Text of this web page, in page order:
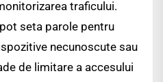
traficului.
seta parole pentru
necunoscute sau
de limitare a accesului